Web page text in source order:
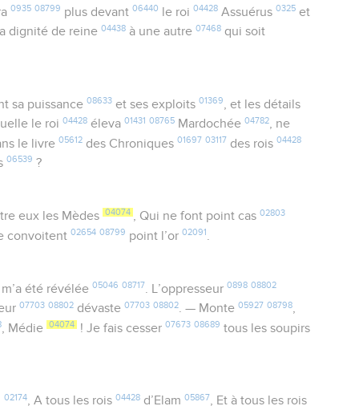
0935 08799 plus devant06440 le roi04428 Assuérus0325 et
la dignité de reine04438 à une autre07468 qui soit
sa puissance 08633et ses exploits 01369, et les détails
le roi04428 éleva01431 08765 Mardochée04782, ne
le livre05612 des Chroniques01697 03117 des rois04428
06539 ?
eux les Mèdes 04074 , Qui ne font point cas 02803
convoitent02654 08799 point l’or02091
m’a été révélée 05046 08717. L’oppresseur 0898 08802
07703 08802 dévaste07703 08802. — Monte05927 08798,
, Médie 04074 ! Je fais cesser07673 08689 tous les soupirs
02174, A tous les rois 04428d’Elam 05867, Et à tous les rois